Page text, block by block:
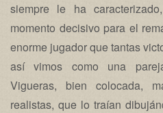
siempre le ha
momento decisivo para el
enorme jugador que tantas
así vimos como una
Vigueras, bien colocada,
realistas, que lo traían